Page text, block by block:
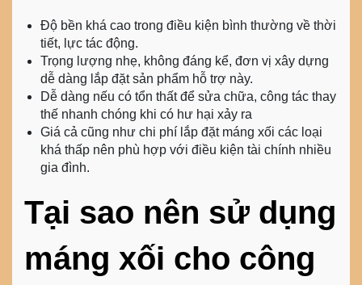
Độ bền khá cao trong điều kiện bình thường về thời
tiết, lực tác động.
Trọng lượng nhẹ, không đáng kể, đơn vị xây dựng
dễ dàng lắp đặt sản phẩm hỗ trợ này.
Dễ dàng nếu có tổn thất để sửa chữa, công tác thay
thế nhanh chóng khi có hư hại xảy ra
Giá cả cũng như chi phí lắp đặt máng xối các loại
khá thấp nên phù hợp với điều kiện tài chính nhiều
gia đình.
Tại sao nên sử dụng
máng xối cho công